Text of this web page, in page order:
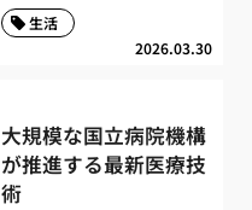
2026.03.30
生活
大規模な国立病院機構
が推進する最新医療技
術